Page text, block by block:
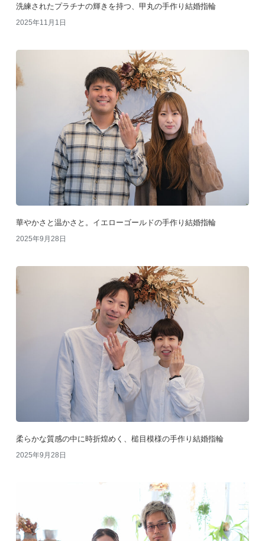
洗練されたプラチナの輝きを持つ、甲丸の手作り結婚指輪
2025年11月1日
華やかさと温かさと。イエローゴールドの手作り結婚指輪
2025年9月28日
柔らかな質感の中に時折煌めく、槌目模様の手作り結婚指輪
2025年9月28日